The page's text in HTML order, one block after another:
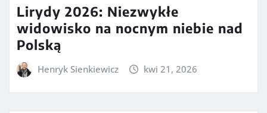
Lirydy 2026: Niezwykłe
widowisko na nocnym niebie nad
Polską
Henryk Sienkiewicz kwi 21, 2026